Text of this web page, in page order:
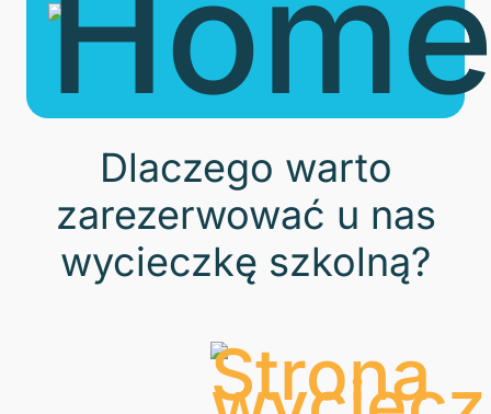
Dlaczego warto
zarezerwować u nas
wycieczkę szkolną?